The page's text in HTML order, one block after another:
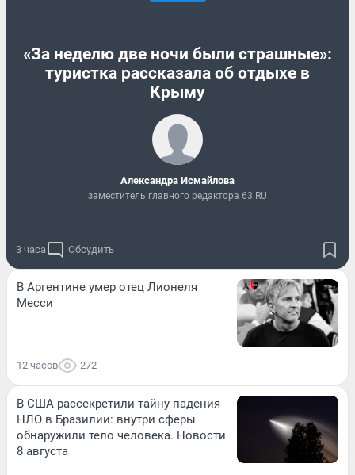
«За неделю две ночи были страшные»:
туристка рассказала об отдыхе в
Крыму
Александра Исмайлова
заместитель главного редактора 63.RU
3 часа Обсудить
В Аргентине умер отец Лионеля
Месси
12 часов 272
В США рассекретили тайну падения
НЛО в Бразилии: внутри сферы
обнаружили тело человека. Новости
8 августа